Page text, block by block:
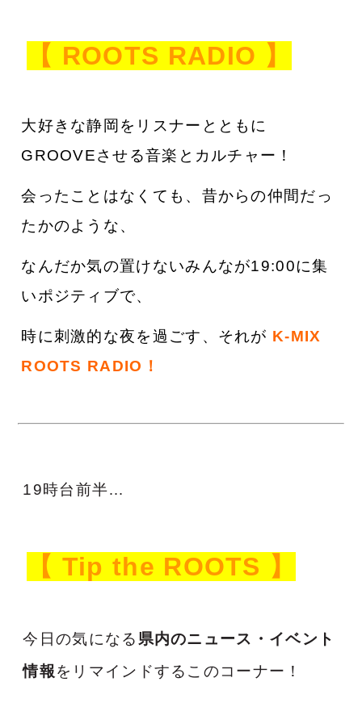
【 ROOTS RADIO 】
大好きな静岡をリスナーとともに
GROOVEさせる音楽とカルチャー！
会ったことはなくて も、昔からの仲間だっ
たかのような、
なんだか気の置けないみんなが19:00に集
いポジティブで、
時に刺激的な夜を過ごす、それが K-MIX
ROOTS RADIO！
19時台前半…
【 Tip the ROOTS 】
今日の気になる 県内のニュース・イベント
情報をリマインドするこのコーナー！